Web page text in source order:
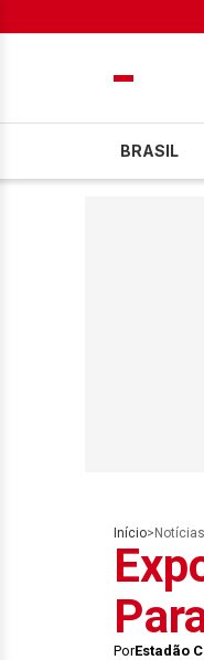
BRASIL
Início> Notícias
PorEstadão